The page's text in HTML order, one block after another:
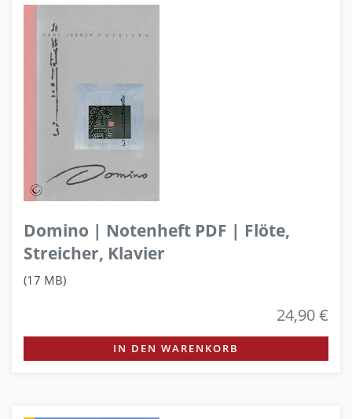
Domino | Notenheft PDF | Flöte,
Streicher, Klavier
(17 MB)
24,90 €
IN DEN WARENKORB